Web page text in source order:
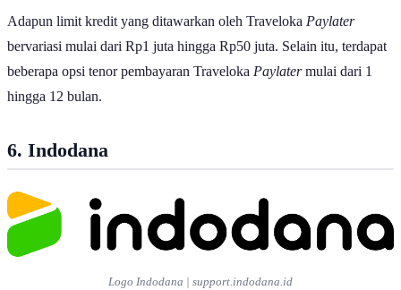
Adapun limit kredit yang ditawarkan oleh Traveloka Paylater
bervariasi mulai dari Rp1 juta hingga Rp50 juta. Selain itu, terdapat
beberapa opsi tenor pembayaran Traveloka Paylatermulai dari 1
hingga 12 bulan.
6. Indodana
Logo Indodana | support.indodana.id